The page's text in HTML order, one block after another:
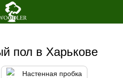
пол в Харькове
Настенная пробка